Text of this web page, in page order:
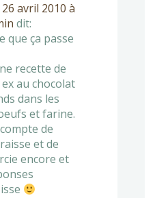
26 avril 2010 à
dit:
que ça passe
recette de
au chocolat
dans les
et farine.
de
et de
encore et